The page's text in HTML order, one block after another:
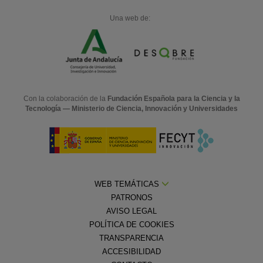
Una web de:
Con la colaboración de la Fundación Española para la Ciencia y la
Tecnología — Ministerio de Ciencia, Innovación y Universidades
WEB TEMÁTICAS
PATRONOS
AVISO LEGAL
POLÍTICA DE COOKIES
TRANSPARENCIA
ACCESIBILIDAD